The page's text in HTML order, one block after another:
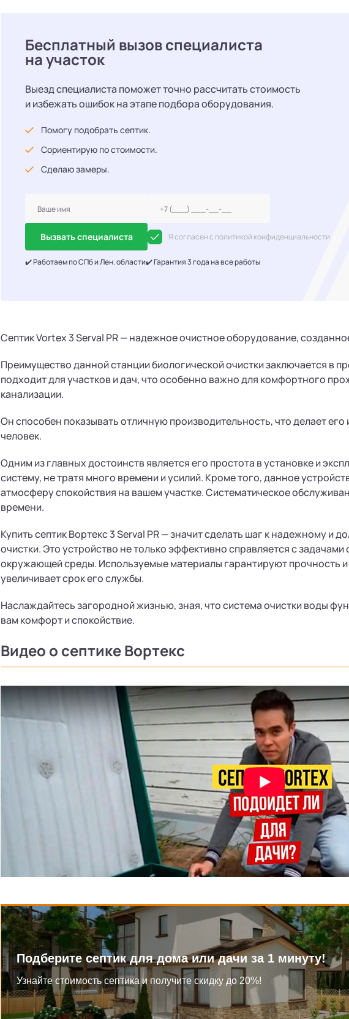
Бесплатный вызов специалиста
на участок
Выезд специалиста поможет точно рассчитать стоимость
и избежать ошибок на этапе подбора оборудования.
Помогу подобрать септик.
Сориентирую по стоимости.
Сделаю замеры.
Вызвать специалиста Я согласен с политикой конфиденциальности
✔️ Работаем по СПб и Лен. области✔️ Гарантия 3 года на все работы
Септик Vortex 3 Serval PR — надежное очистное оборудование,
Преимущество данной станции биологической очистки заключается в
подходит для участков и дач, что особенно важно для комфортного
канализации.
Он способен показывать отличную производительность, что делает
человек.
Одним из главных достоинств является его простота в установке и
систему, не тратя много времени и усилий. Кроме того, данное
атмосферу спокойствия на вашем участке. Систематическое
времени.
Купить септик Вортекс 3 Serval PR — значит сделать шаг к надежному и
очистки. Это устройство не только эффективно справляется с задачами
окружающей среды. Используемые материалы гарантируют прочность
увеличивает срок его службы.
Наслаждайтесь загородной жизнью, зная, что система очистки воды
вам комфорт и спокойствие.
Видео о септике Вортекс
Подберите септик для дома или дачи за 1 минуту!
Узнайте стоимость септика и получите скидку до 20%!